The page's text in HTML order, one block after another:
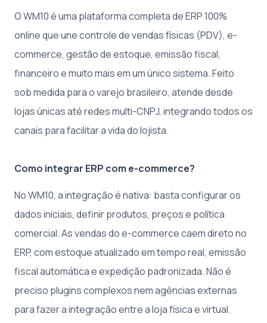
O WM10 é uma plataforma completa de ERP 100%
online que une controle de vendas físicas (PDV), e-
commerce, gestão de estoque, emissão fiscal,
financeiro e muito mais em um único sistema. Feito
sob medida para o varejo brasileiro, atende desde
lojas únicas até redes multi-CNPJ, integrando todos os
canais para facilitar a vida do lojista.
Como integrar ERP com e-commerce?
No WM10, a integração é nativa: basta configurar os
dados iniciais, definir produtos, preços e política
comercial. As vendas do e-commerce caem direto no
ERP, com estoque atualizado em tempo real, emissão
fiscal automática e expedição padronizada. Não é
preciso plugins complexos nem agências externas
para fazer a integração entre a loja física e virtual.